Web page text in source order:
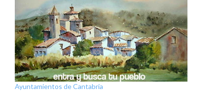
Ayuntamientos de Cantabria